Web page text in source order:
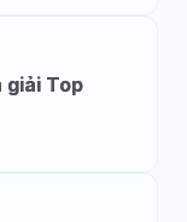
giải Top